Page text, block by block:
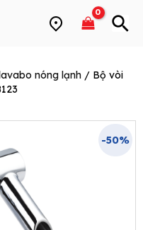
nóng lạnh / Bộ vòi
-50%